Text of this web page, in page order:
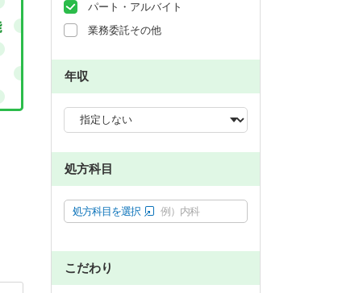
パート・アルバイト
業務委託その他
年収
処方科目
処方科目を選択 例）内科
こだわり